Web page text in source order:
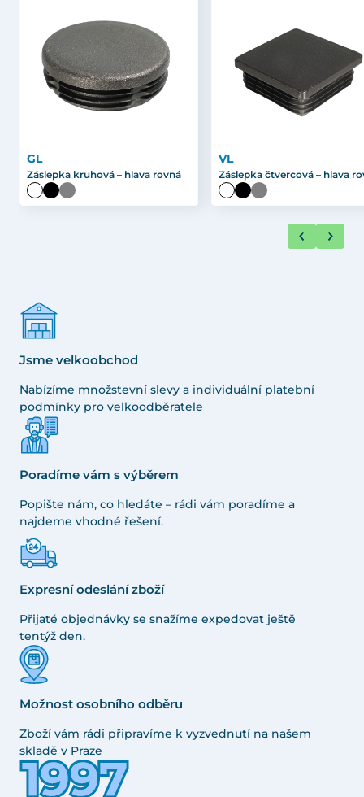
GL
Záslepka kruhová – hlava rovná
VL
Záslepka čtvercová – hlava
Jsme velkoobchod
Nabízíme množstevní slevy a individuální platební
podmínky pro velkoodběratele
Poradíme vám s výběrem
Popište nám, co hledáte – rádi vám poradíme a
najdeme vhodné řešení.
Expresní odeslání zboží
Přijaté objednávky se snažíme expedovat ještě
tentýž den.
Možnost osobního odběru
Zboží vám rádi připravíme k vyzvednutí na našem
skladě v Praze